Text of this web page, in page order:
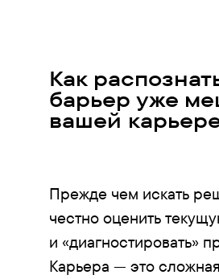
Как
барьер уже
вашей
Прежде чем искать
честно оценить
и «диагностировать»
Карьера — это